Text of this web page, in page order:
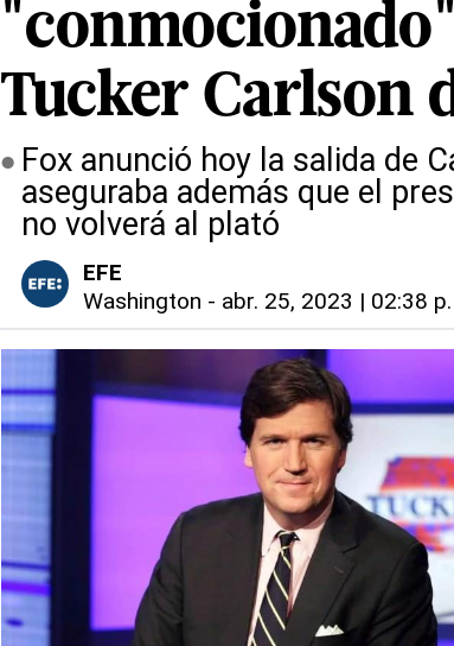
Tucker Carlson
Fox anunció hoy la salida de
aseguraba además que el
no volverá al plató
EFE
Washington - abr. 25, 2023 | 02:38